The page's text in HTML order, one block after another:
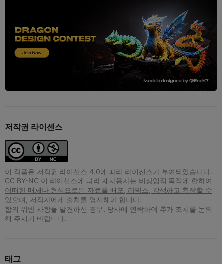
저작권 라이센스
이 작품은 저작권 라이선스 4.0에 따라 라이선스가 부여되었습니다.
CC BY-NC 이 라이선스에 따라 재사용자는 비상업적 목적에 한하여
어떠한 매체나 형식으로든 자료를 배포, 리믹스, 각색하고 확장할 수
있으며, 저작자에게 출처를 명시해야 합니다.
합의 위반 사항을 발견하신 경우, 당사에 연락하여 추가 조치를 논의
해 주시기 바랍니다.
태그